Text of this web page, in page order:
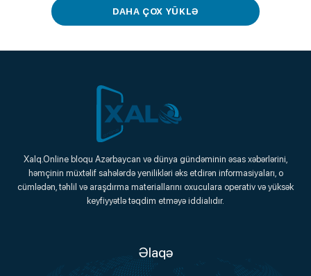
DAHA ÇOX YÜKLƏ
Xalq.Online
Onlayn Platforma
Xalq.Online bloqu Azərbaycan və dünya gündəminin əsas xəbərlərini,
həmçinin müxtəlif sahələrdə yenilikləri əks etdirən informasiyaları, o
cümlədən, təhlil və araşdırma materiallarını oxuculara operativ və yüksək
keyfiyyətlə təqdim etməyə iddialıdır.
Əlaqə